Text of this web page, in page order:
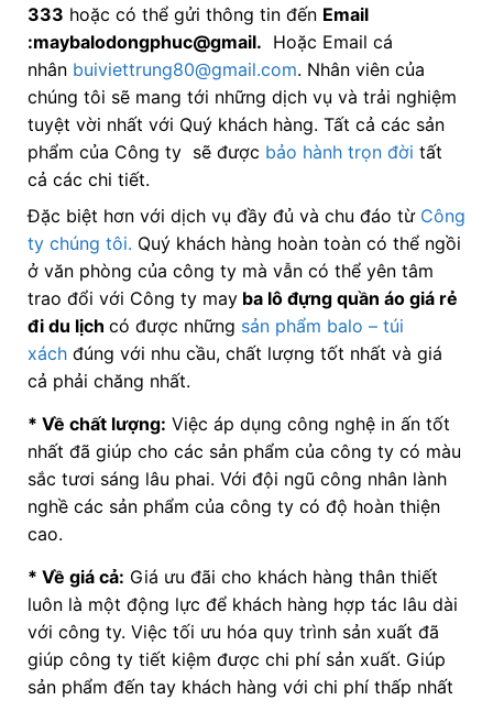
333 hoặc có thể gửi thông tin đến Email
:maybalodongphuc@gmail. Hoặc Email cá
nhân buiviettrung80@gmail.com. Nhân viên của
chúng tôi sẽ mang tới những dịch vụ và trải nghiệm
tuyệt vời nhất với Quý khách hàng. Tất cả các sản
phẩm của Công ty sẽ được bảo hành trọn đời tất
cả các chi tiết.
Đặc biệt hơn với dịch vụ đầy đủ và chu đáo từ Công
ty chúng tôi. Quý khách hàng hoàn toàn có thể ngồi
ở văn phòng của công ty mà vẫn có thể yên tâm
trao đổi với Công ty mayba lô đựng quần áo giá rẻ
đi du lịch có được những sản phẩm balo – túi
xáchđúng với nhu cầu, chất lượng tốt nhất và giá
cả phải chăng nhất.
* Về chất lượng: Việc áp dụng công nghệ in ấn tốt
nhất đã giúp cho các sản phẩm của công ty có màu
sắc tươi sáng lâu phai. Với đội ngũ công nhân lành
nghề các sản phẩm của công ty có độ hoàn thiện
cao.
* Về giá cả: Giá ưu đãi cho khách hàng thân thiết
luôn là một động lực để khách hàng hợp tác lâu dài
với công ty. Việc tối ưu hóa quy trình sản xuất đã
giúp công ty tiết kiệm được chi phí sản xuất. Giúp
sản phẩm đến tay khách hàng với chi phí thấp nhất